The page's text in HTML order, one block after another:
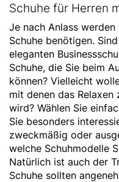
Schuhe für Herren
Je nach Anlass
Schuhe benötigen.
eleganten
Schuhe, die Sie beim
können? Vielleicht
mit denen das
wird? Wählen Sie
Sie besonders
zweckmäßig oder
welche Schuhmodelle
Natürlich ist auch der
Schuhe sollten